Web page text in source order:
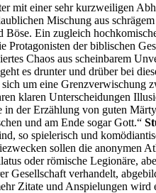
mit einer sehr kurzweiligen
Mischung aus
Ein zugleich
der biblischen
Chaos aus scheinbarem
es drunter und drüber bei
um eine Grenzverwischung
klaren Unterscheidungen
der Erzählung von guten
und am Ende sogar Gott.“
so spielerisch und
sollen die anonymen
oder römische Legionäre,
Gesellschaft verhandelt,
Zitate und Anspielungen wird